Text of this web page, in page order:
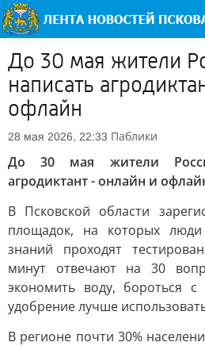
До 30 мая жители
написать
офлайн
28 мая 2026, 22:33 Паблики
До 30 мая жители
агродиктант - онлайн и
В Псковской области
площадок, на которых
знаний проходят
минут отвечают на 30
экономить воду, бороться
удобрение лучше
В регионе почти 30%